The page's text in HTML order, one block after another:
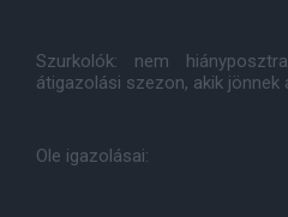
Szurkolók: nem
átigazolási szezon, akik jönnek
Ole igazolásai: